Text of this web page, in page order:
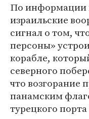
По информации
израильские
сигнал о том,
персоны»
корабле,
северного
что возгорание
панамским
турецкого